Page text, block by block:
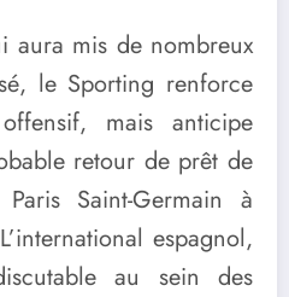
aura mis de nombreux
le Sporting renforce
mais anticipe
retour de prêt de
Saint-Germain à
espagnol,
au sein des